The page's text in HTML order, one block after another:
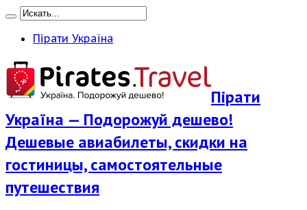
Пірати Україна
Пірати
Україна — Подорожуй дешево!
Дешевые авиабилеты, скидки на
гостиницы, самостоятельные
путешествия